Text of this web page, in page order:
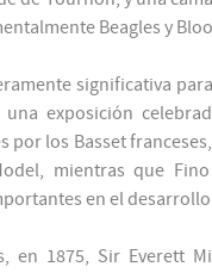
Beagles y
significativa
exposición
por los Basset
mientras que
en el desarrollo
en 1875, Sir Everett